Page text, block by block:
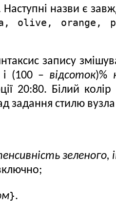
Наступні назви є
olive,
запису
і (100 – відсоток)%
20:80. Білий
задання стилю вузла
}.